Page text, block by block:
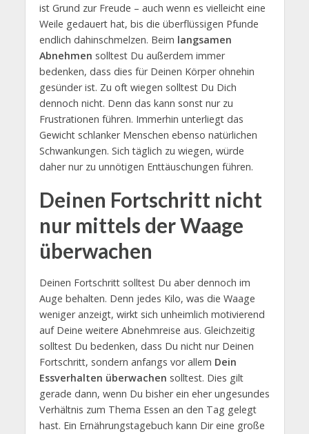
ist Grund zur Freude – auch wenn es vielleicht eine
Weile gedauert hat, bis die überflüssigen Pfunde
endlich dahinschmelzen. Beim langsamen
Abnehmen solltest Du außerdem immer
bedenken, dass dies für Deinen Körper ohnehin
gesünder ist. Zu oft wiegen solltest Du Dich
dennoch nicht. Denn das kann sonst nur zu
Frustrationen führen. Immerhin unterliegt das
Gewicht schlanker Menschen ebenso natürlichen
Schwankungen. Sich täglich zu wiegen, würde
daher nur zu unnötigen Enttäuschungen führen.
Deinen Fortschritt nicht
nur mittels der Waage
überwachen
Deinen Fortschritt solltest Du aber dennoch im
Auge behalten. Denn jedes Kilo, was die Waage
weniger anzeigt, wirkt sich unheimlich motivierend
auf Deine weitere Abnehmreise aus. Gleichzeitig
solltest Du bedenken, dass Du nicht nur Deinen
Fortschritt, sondern anfangs vor allem Dein
Essverhalten überwachen solltest. Dies gilt
gerade dann, wenn Du bisher ein eher ungesundes
Verhältnis zum Thema Essen an den Tag gelegt
hast. Ein Ernährungstagebuch kann Dir eine große